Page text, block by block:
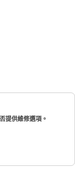
提供維修選項。